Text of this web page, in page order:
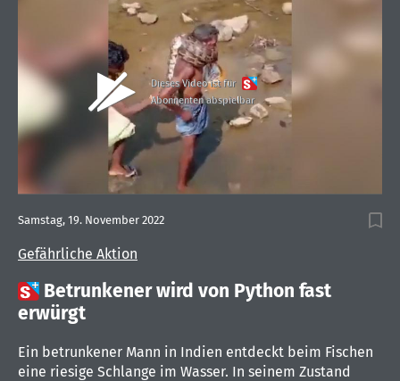
Dieses Video ist für
Abonnenten abspielbar
Gefährliche Aktion
Samstag, 19. November 2022
 Betrunkener wird von Python fast
erwürgt
Ein betrunkener Mann in Indien entdeckt beim Fischen
eine riesige Schlange im Wasser. In seinem Zustand